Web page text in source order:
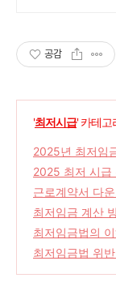
공감
'최저시급' 카테고
2025년 최저임
10,030원 적용
2025 최저 시급
적 타결 최저시
근로계약서 다
(0)
최저임금 계산
제 환산하기 최
최저임금법의
최저임금법 위